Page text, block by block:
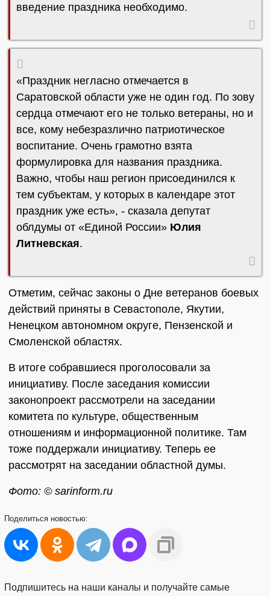
введение праздника необходимо.
«Праздник негласно отмечается в
Саратовской области уже не один год. По зову
сердца отмечают его не только ветераны, но и
все, кому небезразлично патриотическое
воспитание. Очень грамотно взята
формулировка для названия праздника.
Важно, чтобы наш регион присоединился к
тем субъектам, у которых в календаре этот
праздник уже есть», - сказала депутат
облдумы от «Единой России» Юлия
Литневская.
Отметим, сейчас законы о Дне ветеранов боевых
действий приняты в Севастополе, Якутии,
Ненецком автономном округе, Пензенской и
Смоленской областях.
В итоге собравшиеся проголосовали за
инициативу. После заседания комиссии
законопроект рассмотрели на заседании
комитета по культуре, общественным
отношениям и информационной политике. Там
тоже поддержали инициативу. Теперь ее
рассмотрят на заседании областной думы.
Фото: © sarinform.ru
Поделиться новостью:
Подпишитесь на наши каналы и получайте самые